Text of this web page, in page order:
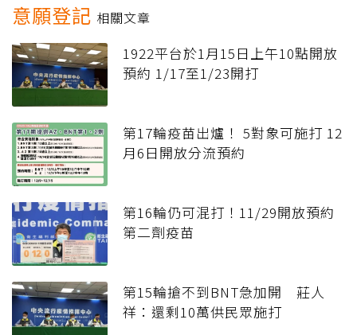
意願登記 相關文章
1922平台於1月15日上午10點開放
預約 1/17至1/23開打
第17輪疫苗出爐！ 5對象可施打 12
月6日開放分流預約
第16輪仍可混打！11/29開放預約
第二劑疫苗
第15輪搶不到BNT急加開 莊人
祥：還剩10萬供民眾施打